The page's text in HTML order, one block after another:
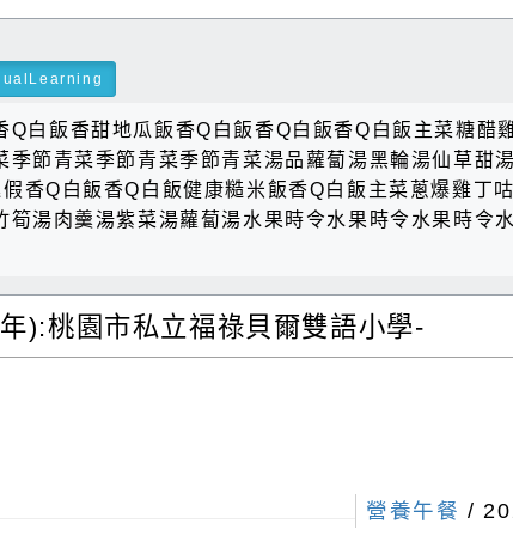
飯香甜地瓜飯香Q白飯香Q白飯香Q白飯主菜糖醋
節青菜季節青菜季節青菜湯品蘿蔔湯黑輪湯仙草甜
Q白飯香Q白飯健康糙米飯香Q白飯主菜蔥爆雞丁
湯肉羹湯紫菜湯蘿蔔湯水果時令水果時令水果時令
):桃園市私立福祿貝爾雙語小學-
營養午餐 /